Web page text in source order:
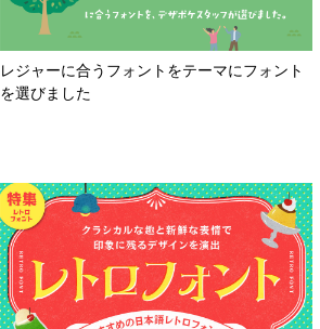
レジャーに合うフォントをテーマにフォント
を選びました